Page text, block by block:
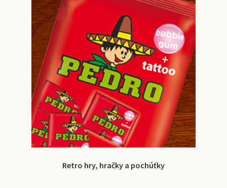
Retro hry, hračky a pochúťky